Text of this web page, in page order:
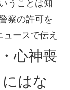
うことは知
察の許可を
ースで伝え
心神喪
はな